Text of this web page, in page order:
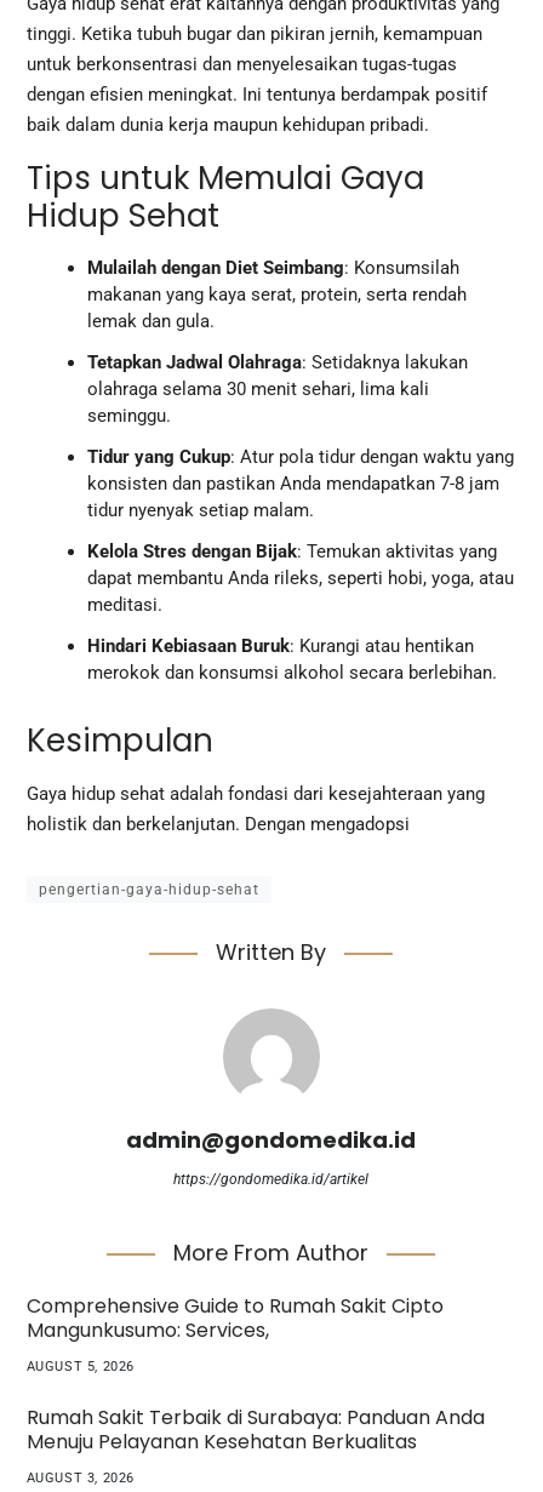
tinggi. Ketika tubuh bugar dan pikiran jernih, kemampuan
untuk berkonsentrasi dan menyelesaikan tugas-tugas
dengan efisien meningkat. Ini tentunya berdampak positif
baik dalam dunia kerja maupun kehidupan pribadi.
Tips untuk Memulai Gaya
Hidup Sehat
Mulailah dengan Diet Seimbang: Konsumsilah
makanan yang kaya serat, protein, serta rendah
lemak dan gula.
Tetapkan Jadwal Olahraga: Setidaknya lakukan
olahraga selama 30 menit sehari, lima kali
seminggu.
Tidur yang Cukup: Atur pola tidur dengan waktu yang
konsisten dan pastikan Anda mendapatkan 7-8 jam
tidur nyenyak setiap malam.
Kelola Stres dengan Bijak: Temukan aktivitas yang
dapat membantu Anda rileks, seperti hobi, yoga, atau
meditasi.
Hindari Kebiasaan Buruk: Kurangi atau hentikan
merokok dan konsumsi alkohol secara berlebihan.
Kesimpulan
Gaya hidup sehat adalah fondasi dari kesejahteraan yang
holistik dan berkelanjutan. Dengan mengadopsi
pengertian-gaya-hidup-sehat
Written By
admin@gondomedika.id
https://gondomedika.id/artikel
More From Author
Comprehensive Guide to Rumah Sakit Cipto
Mangunkusumo: Services,
AUGUST 5, 2026
Rumah Sakit Terbaik di Surabaya: Panduan Anda
Menuju Pelayanan Kesehatan Berkualitas
AUGUST 3, 2026